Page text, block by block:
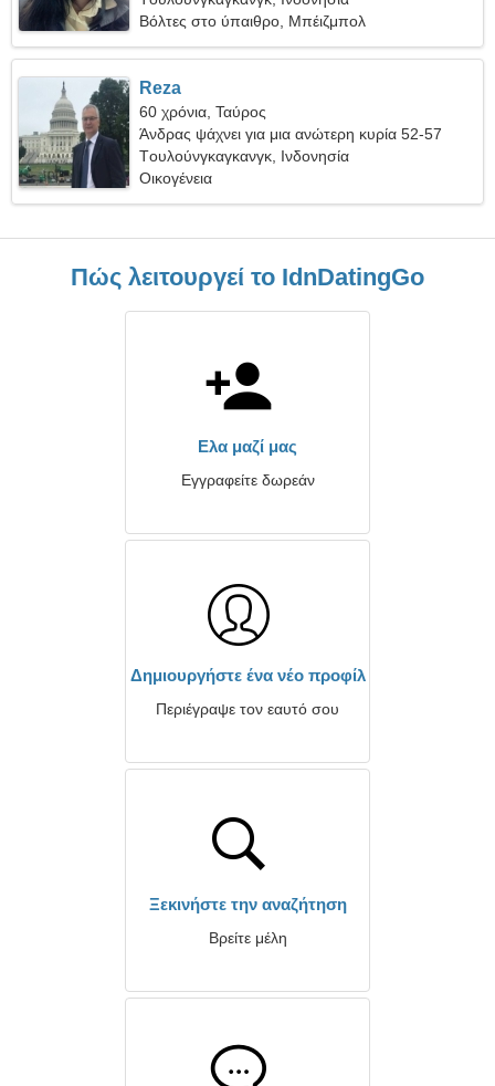
Βόλτες στο ύπαιθρο, Μπέιζμπολ
Reza
60 χρόνια, Ταύρος
Άνδρας ψάχνει για μια ανώτερη κυρία 52-57
Tουλούνγκαγκανγκ, Ινδονησία
Οικογένεια
Πώς λειτουργεί το IdnDatingGo
Ελα μαζί μας
Εγγραφείτε δωρεάν
Δημιουργήστε ένα νέο προφίλ
Περιέγραψε τον εαυτό σου
Ξεκινήστε την αναζήτηση
Βρείτε μέλη